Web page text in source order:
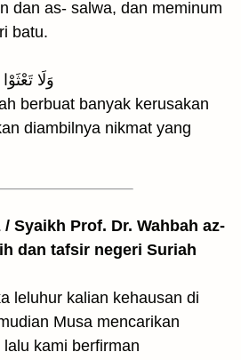
dan as- salwa, dan meminum
batu.
وَلَا
berbuat banyak kerusakan
diambilnya nikmat yang
Syaikh Prof. Dr. Wahbah az-
dan tafsir negeri Suriah
leluhur kalian kehausan di
Musa mencarikan
kami berfirman